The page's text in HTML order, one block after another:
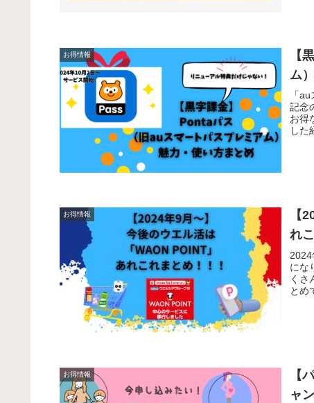
お得情報
【
ム
「
記念
お得
した
お得情報
【
れ
2024
にな
くさ
とめ
お得情報
【
ャ